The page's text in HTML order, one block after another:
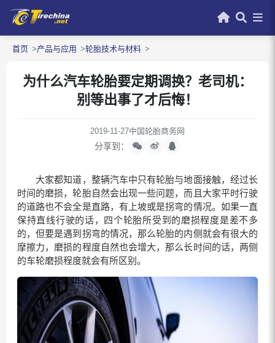
首页 产品与应用 轮胎技术与材料
为什么汽车轮胎要定期调换？老司机：
别等出事了才后悔！
2019-11-27中国轮胎商务网
分享到：
大家都知道，整辆汽车中只有轮胎与地面接触，经过长
时间的磨损，轮胎自然会出现一些问题，而且大家平时行驶
的道路也不会全是直路，有上坡或是拐弯的情况。如果一直
保持直线行驶的话，四个轮胎所受到的磨损程度是差不多
的，但要是遇到拐弯的情况，那么轮胎的内侧就会有很大的
摩擦力，磨损的程度自然也会增大，那么长时间的话，两侧
的车轮磨损程度就会有所区别。